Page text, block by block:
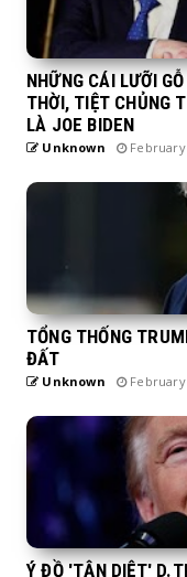
NHỮNG CÁI LƯỠI
THỜI, TIỆT CHỦNG
LÀ JOE BIDEN
Unknown February
TỔNG THỐNG
ĐẤT
Unknown February
Ý ĐỒ 'TẬN DIỆT'